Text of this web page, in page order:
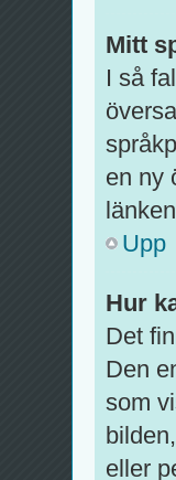
Mitt
I så
en ny
Upp
Hur
Det
Den
som
eller